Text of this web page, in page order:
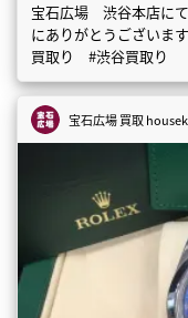
宝石広場 渋谷本店に
にありがとうございま
買取り #渋谷買取り
宝石広場 買取